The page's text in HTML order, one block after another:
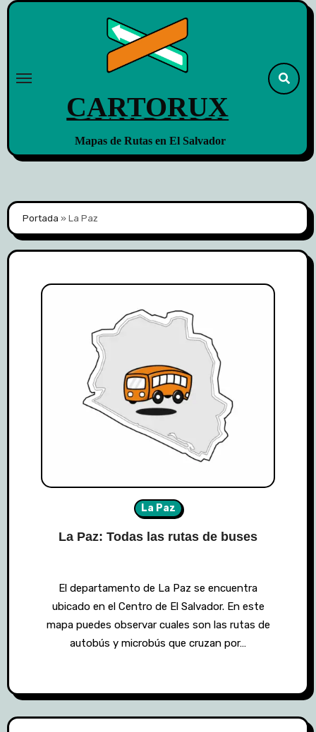
Skip
CARTORUX
Mapas de Rutas en El Salvador
Portada »La Paz
La Paz
La Paz: Todas las rutas de buses
El departamento de La Paz se encuentra
ubicado en el Centro de El Salvador. En este
mapa puedes observar cuales son las rutas de
autobús y microbús que cruzan por…